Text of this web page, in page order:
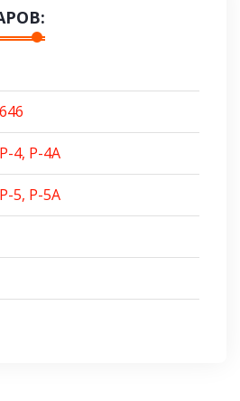
4, Р-4А
5, Р-5A